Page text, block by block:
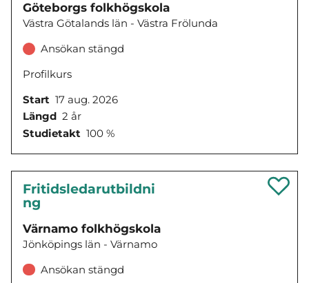
Göteborgs folkhögskola
Västra Götalands län - Västra Frölunda
Ansökan stängd
Profilkurs
Start 17 aug. 2026
Längd 2 år
Studietakt 100 %
Fritidsledarutbildni
ng
Värnamo folkhögskola
Jönköpings län - Värnamo
Ansökan stängd